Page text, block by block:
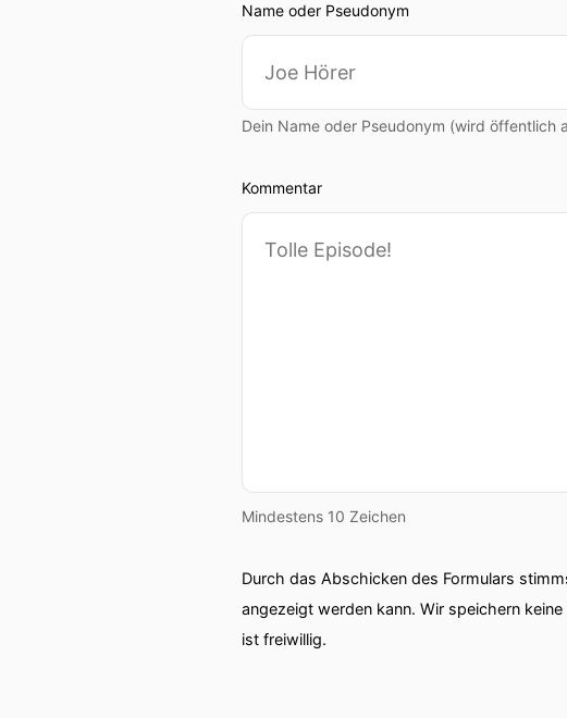
Name oder Pseudonym
Dein Name oder Pseudonym (wird öffentlich
Kommentar
Mindestens 10 Zeichen
Durch das Abschicken des Formulars
angezeigt werden kann. Wir speichern
ist freiwillig.